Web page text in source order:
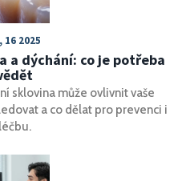
zuby a jak mohou změnit
k lepšímu.
16 2025
a dýchání: co je potřeba
sklovina může ovlivnit vaše
a co dělat pro prevenci i
léčbu.